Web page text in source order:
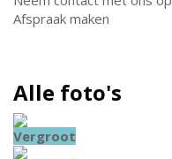
Afspraak maken
Alle foto's
Vergroot